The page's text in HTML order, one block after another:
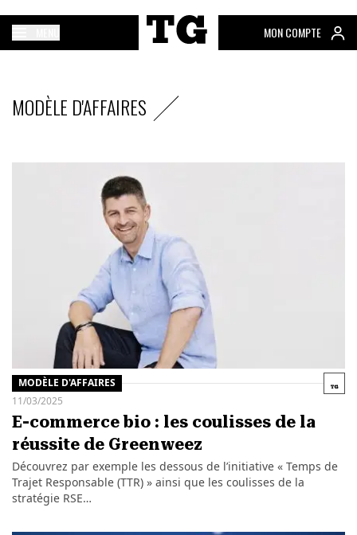
MON COMPTE
MODÈLE D'AFFAIRES
MODÈLE D'AFFAIRES
11/03/2025
E-commerce bio : les coulisses de la
réussite de Greenweez
Découvrez par exemple les dessous de l’initiative « Temps de
Trajet Responsable (TTR) » ainsi que les coulisses de la
stratégie RSE…